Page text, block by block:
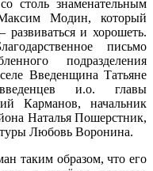
знаменательным
Модин, который
и хорошеть.
письмо
подразделения
Введенщина Татьяне
и.о. главы
Карманов, начальник
Наталья Пошерстник,
Любовь Воронина.
таким образом, что его